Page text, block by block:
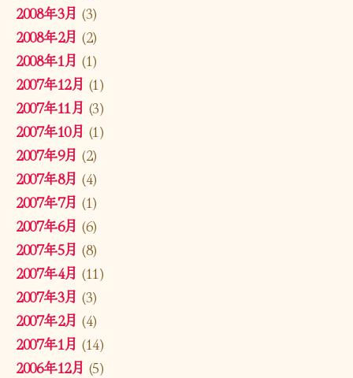
2008年3月 (3)
2008年2月 (2)
2008年1月 (1)
2007年12月 (1)
2007年11月 (3)
2007年10月 (1)
2007年9月 (2)
2007年8月 (4)
2007年7月 (1)
2007年6月 (6)
2007年5月 (8)
2007年4月 (11)
2007年3月 (3)
2007年2月 (4)
2007年1月 (14)
2006年12月 (5)